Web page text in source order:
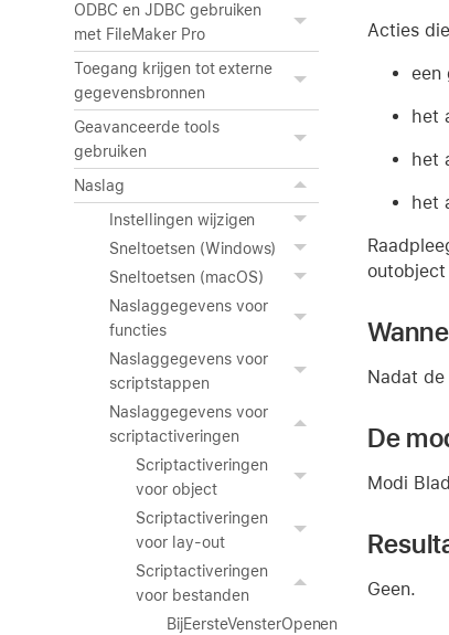
ODBC en JDBC gebruiken
met FileMaker Pro
Toegang krijgen tot externe
gegevensbronnen
Geavanceerde tools
gebruiken
Naslag
Instellingen wijzigen
Sneltoetsen (Windows)
Sneltoetsen (macOS)
Naslaggegevens voor
functies
Naslaggegevens voor
scriptstappen
Naslaggegevens voor
scriptactiveringen
Scriptactiveringen
voor object
Scriptactiveringen
voor lay-out
Scriptactiveringen
voor bestanden
BijEersteVensterOpenen
Acties
een
het
het
het
Nadat
De
Modi
Geen.